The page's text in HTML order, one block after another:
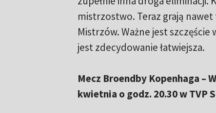
mistrzostwo. Teraz grają
Mistrzów. Ważne jest
jest zdecydowanie łatwiejsza.
Mecz Broendby Kopenhaga –
kwietnia o godz. 20.30 w TVP